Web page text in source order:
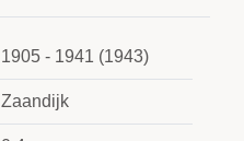
1905 - 1941 (1943)
Zaandijk